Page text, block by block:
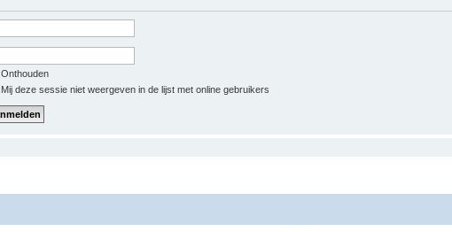
Onthouden
Mij deze sessie niet weergeven in de lijst met online gebruikers